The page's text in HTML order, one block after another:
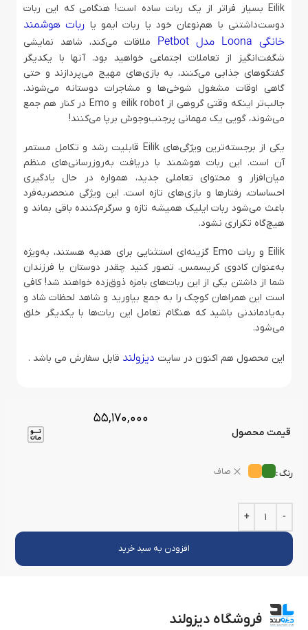
Eilik بسیار فراتر از یک ربات ساده است! هنگامی که این ربات
دوست‌داشتنی با هم‌نوعان خود یا ربات ایمو یا ربات هوشمند
خانگی Loona مدل Petbot
ملاقات می‌کند، شاهد نمایشی
شگفت‌انگیز از تعاملات اجتماعی خواهید بود. آنها با یکدیگر
گفتگوهای جذابی می‌کنند، به بازی‌های مهیج می‌پردازند و حتی
گاهی اوقات مشغول شوخی‌ها و مشاجرات دوستانه می‌شوند.
جالب‌تر اینکه وقتی گروهی از eilik robot و Emo در کنار هم جمع
می‌شوند، گویی یک مهمانی پرجنب‌وجوش برپا می‌کنند!
یکی از برجسته‌ترین ویژگی‌های Eilik قابلیت رشد و تکامل مستمر
آن است. این ربات هوشمند با دریافت به‌روزرسانی‌های منظم
میان‌افزار و محتوای تعاملی جدید، همواره در حال یادگیری
احساسات، رفتارها و بازی‌های تازه است. این ویژگی منحصربه‌فرد
باعث می‌شود ربات ایلیک همیشه تازه و سرگرم‌کننده باقی بماند و
هیچ‌گاه تکراری نشود.
Eilik و ربات Emo گزینه‌ای استثنایی برای هدیه هستند، به‌ویژه
به‌عنوان کادوی کریسمس. تصور کنید چقدر دوستان یا فرزندان
شما از داشتن یکی از این ربات‌های بامزه ذوق‌زده خواهند شد! کافی
است این همراهان کوچک را به جمع بیاورید و شاهد لحظات شاد و
به‌یادماندنی باشید که هنگام تعامل این ربات‌ها با یکدیگر خلق
می‌شود.
این محصول هم اکنون در سایت دیزولند قابل سفارش می باشد .
قیمت محصول
55,170,000
رنگ صاف
افزودن به سبد خرید
فروشگاه دیزولند